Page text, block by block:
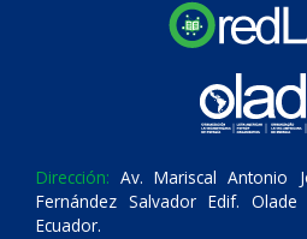
Dirección: Av. Mariscal Antonio
Fernández Salvador Edif.
Ecuador.